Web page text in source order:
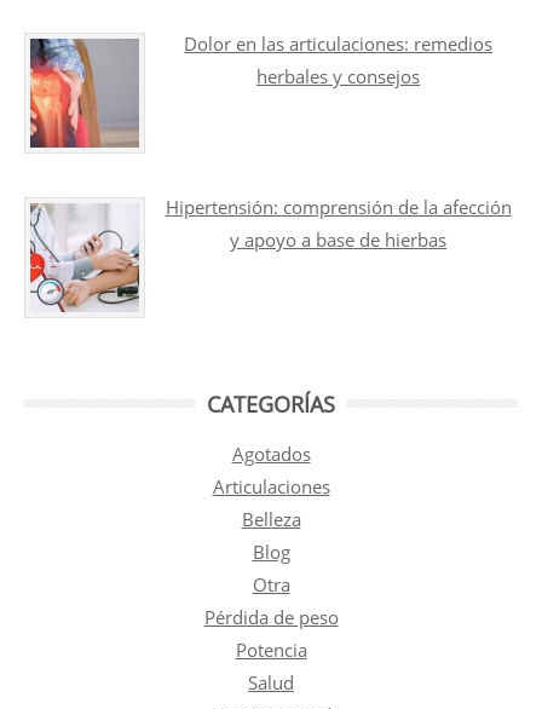
Dolor en las articulaciones: remedios
herbales y consejos
Hipertensión: comprensión de la afección
y apoyo a base de hierbas
CATEGORÍAS
Agotados
Articulaciones
Belleza
Blog
Otra
Pérdida de peso
Potencia
Salud